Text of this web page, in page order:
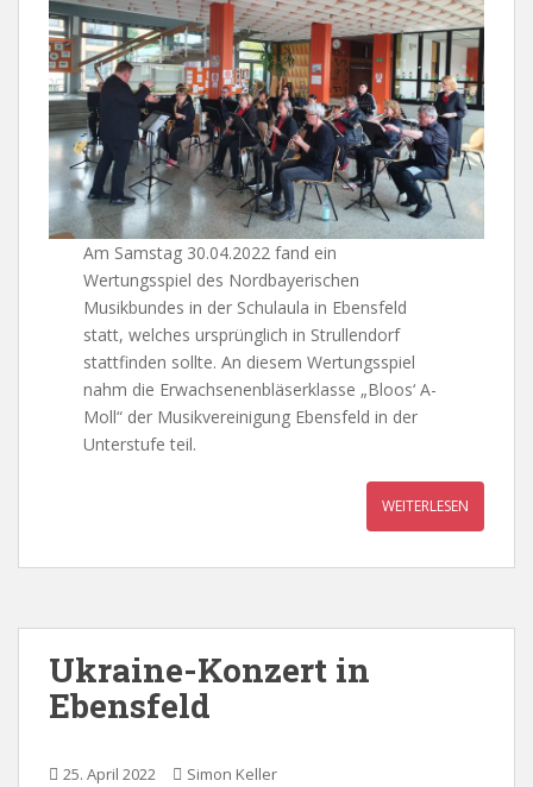
Am Samstag 30.04.2022 fand ein
Wertungsspiel des Nordbayerischen
Musikbundes in der Schulaula in Ebensfeld
statt, welches ursprünglich in Strullendorf
stattfinden sollte. An diesem Wertungsspiel
nahm die Erwachsenenbläserklasse „Bloos‘ A-
Moll“ der Musikvereinigung Ebensfeld in der
Unterstufe teil.
WEITERLESEN
Ukraine-Konzert in
Ebensfeld
25. April 2022 Simon Keller